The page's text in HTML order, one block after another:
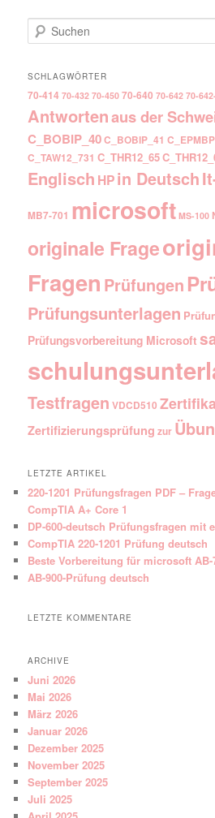
Suchen
SCHLAGWÖRTER
70-414 70-432 70-450 70-640 70-642 70-
Antwortenaus der
C_BOBIP_40C_BOBIP_41
C_TAW12_731 C_THR12_65
Englisch HPin Deutsch
MB7-701 microsoft MS-100
originale Frage
Fragen Prüfungen
Prüfungsunterlagen
Prüfungsvorbereitung Microsoft
Testfragen VDCD510
Zertifizierungsprüfung zur
LETZTE ARTIKEL
220-1201 Prüfungsfragen PDF –
CompTIA A+ Core 1
DP-600-deutsch Prüfungsfragen mit
CompTIA 220-1201 Prüfung deutsch
Beste Vorbereitung für microsoft
AB-900-Prüfung deutsch
LETZTE KOMMENTARE
ARCHIVE
Juni 2026
Mai 2026
März 2026
Januar 2026
Dezember 2025
November 2025
September 2025
Juli 2025